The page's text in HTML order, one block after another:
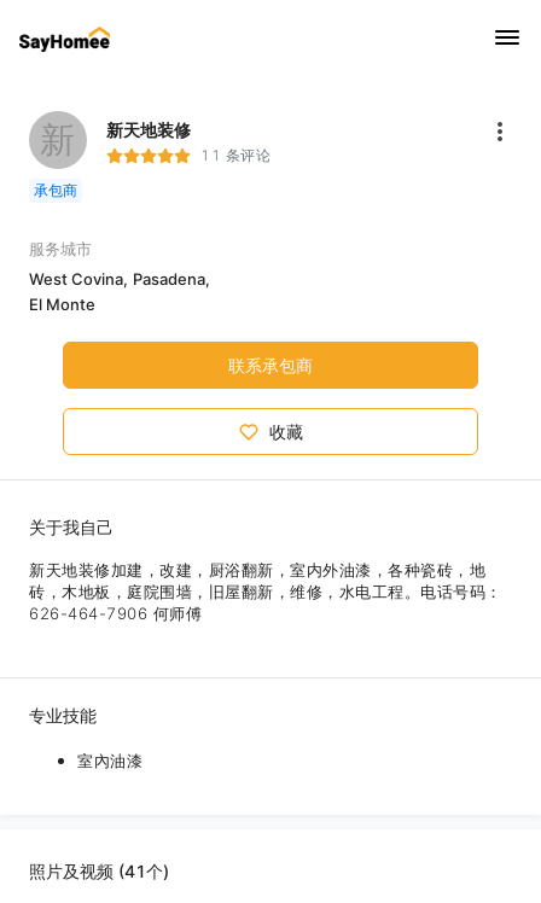
新 新天地装修
11 条评论
承包商
服务城市
West Covina, Pasadena,
El Monte
联系承包商
收藏
关于我自己
新天地装修加建，改建，厨浴翻新，室内外油漆，各种瓷砖，地
砖，木地板，庭院围墙，旧屋翻新，维修，水电工程。电话号码：
626-464-7906 何师傅
专业技能
室內油漆
照片及视频 (41个)